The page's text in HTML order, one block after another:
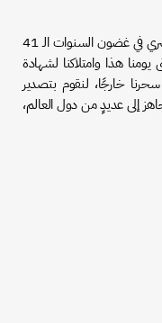
تميز مُنتجات أمينو جروب في سوق الأثاث المصري في غضون السنوات الـ 41
هذا وامتلاكنا لشهادة
سحرنا خارجًا، لنقوم بتصدير
إلى عديدٍ من دول العالم،